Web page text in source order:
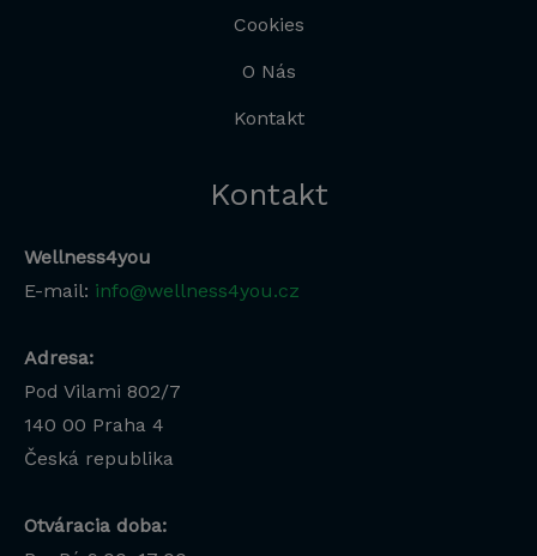
Cookies
O Nás
Kontakt
Kontakt
Wellness4you
E-mail: info@wellness4you.cz
Adresa:
Pod Vilami 802/7
140 00 Praha 4
Česká republika
Otváracia doba: